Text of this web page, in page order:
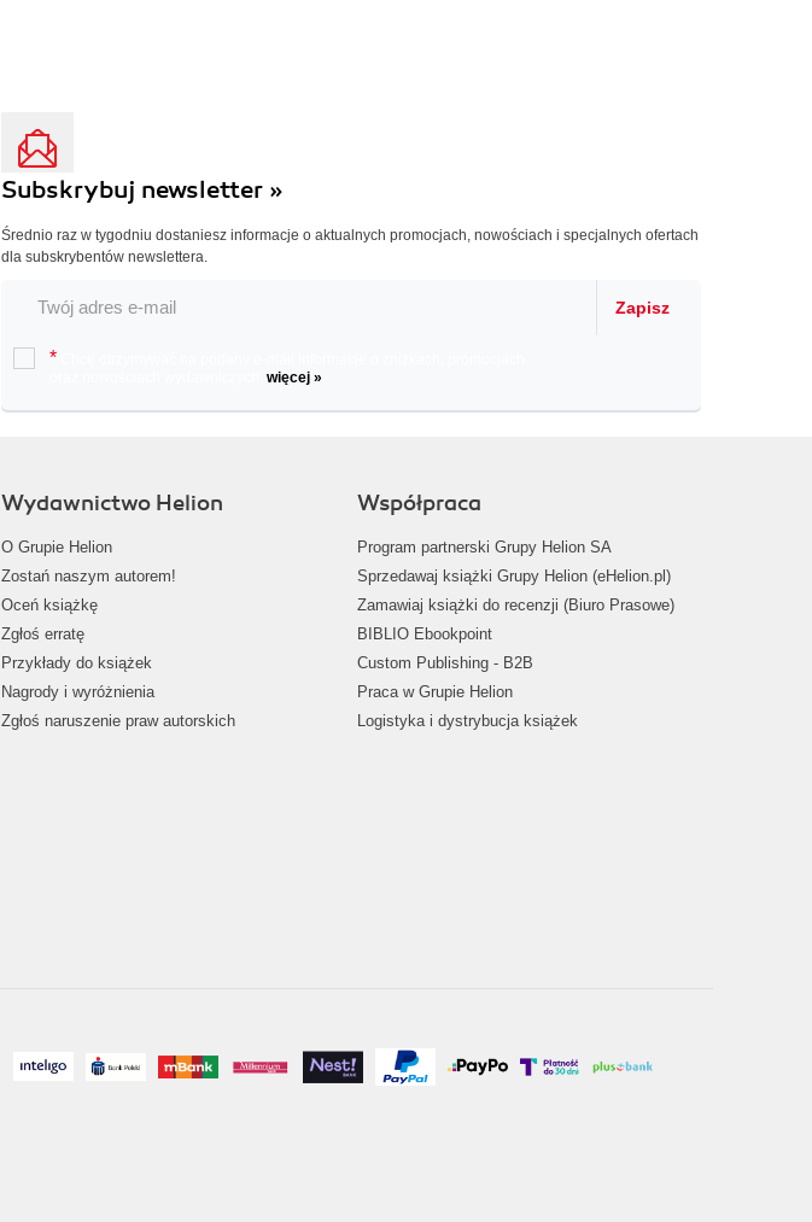
Subskrybuj newsletter »
Średnio raz w tygodniu dostaniesz informacje o aktualnych promocjach, nowościach i specjalnych ofertach
dla subskrybentów newslettera.
Zapisz
*
więcej »
Wydawnictwo Helion
O Grupie Helion
Zostań naszym autorem!
Oceń książkę
Zgłoś erratę
Przykłady do książek
Nagrody i wyróżnienia
Zgłoś naruszenie praw autorskich
Współpraca
Program partnerski Grupy Helion SA
Sprzedawaj książki Grupy Helion (eHelion.pl)
Zamawiaj książki do recenzji (Biuro Prasowe)
BIBLIO Ebookpoint
Custom Publishing - B2B
Praca w Grupie Helion
Logistyka i dystrybucja książek